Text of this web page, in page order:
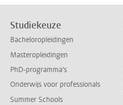
Studiekeuze
Bacheloropleidingen
Masteropleidingen
PhD-programma's
Onderwijs voor professionals
Summer Schools